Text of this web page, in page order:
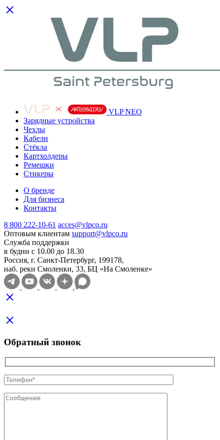
VLP NEO
Зарядные устройства
Чехлы
Кабели
Cтёкла
Картхолдеры
Ремешки
Стикеры
О бренде
Для бизнеса
Контакты
8 800 222-10-61 acces@vlpco.ru
Оптовым клиентам support@vlpco.ru
Служба поддержки
в будни с 10.00 до 18.30
Россия, г. Санкт-Петербург, 199178,
наб. реки Смоленки, 33, БЦ «На Смоленке»
Обратный звонок